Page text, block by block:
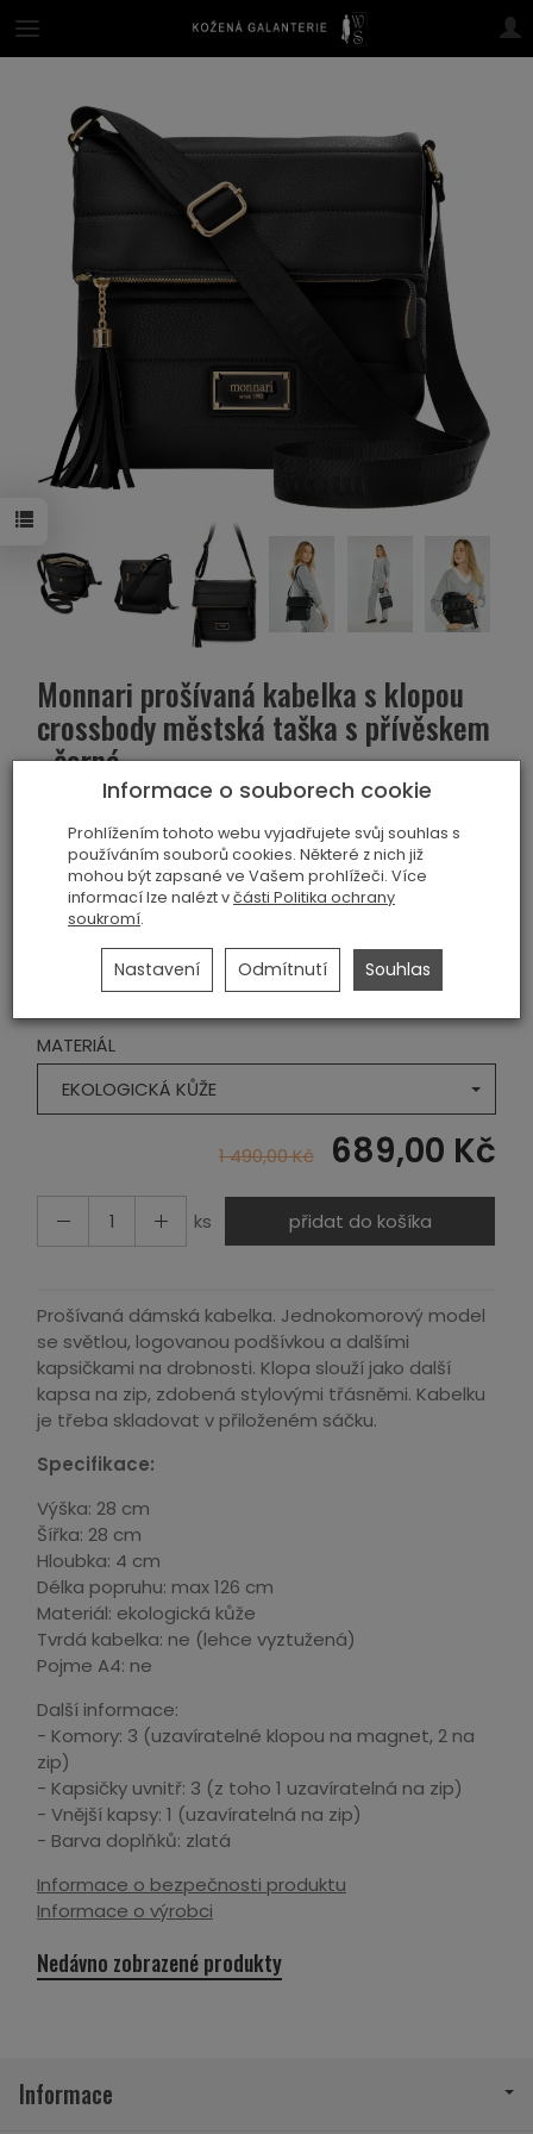
Monnari prošívaná kabelka s klopou
crossbody městská taška s přívěskem
- černá
Sledovat produkt:
Kód:5905054543013
Výrobce:MONNARI
Historie ceny
ČERNÝ
MATERIÁL
EKOLOGICKÁ KŮŽE
1 490,00 Kč 689,00 Kč
ks přidat do košíka
Prošívaná dámská kabelka. Jednokomorový model
se světlou, logovanou podšívkou a dalšími
kapsičkami na drobnosti. Klopa slouží jako další
kapsa na zip, zdobená stylovými třásněmi. Kabelku
je třeba skladovat v přiloženém sáčku.
Specifikace:
Výška: 28 cm
Šířka: 28 cm
Hloubka: 4 cm
Délka popruhu: max 126 cm
Materiál: ekologická kůže
Tvrdá kabelka: ne (lehce vyztužená)
Pojme A4: ne
Další informace:
- Komory: 3 (uzavíratelné klopou na magnet, 2 na
zip)
- Kapsičky uvnitř: 3 (z toho 1 uzavíratelná na zip)
- Vnější kapsy: 1 (uzavíratelná na zip)
- Barva doplňků: zlatá
Informace o bezpečnosti produktu
Informace o výrobci
Nedávno zobrazené produkty
Informace
Informace o souborech cookie
Prohlížením tohoto webu vyjadřujete svůj souhlas s
používáním souborů cookies. Některé z nich již
mohou být zapsané ve Vašem prohlížeči. Více
informací lze nalézt včásti Politika ochrany
soukromí.
Nastavení Odmítnutí Souhlas